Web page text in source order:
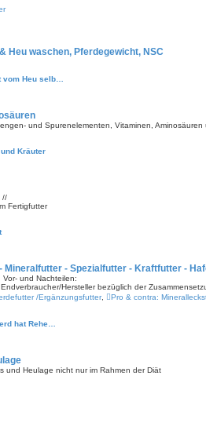
Heu waschen, Pferdegewicht, NSC
vom Heu selb…
und Spurenelementen, Vitaminen,
Kräuter
//
Fertigfutter
Mineralfutter - Spezialfutter - Kraftfutter -
und Nachteilen:
Hersteller bezüglich der
/Ergänzungsfutter,
Pro & contra:
hat Rehe…
und Heulage nicht nur im Rahmen der Diät